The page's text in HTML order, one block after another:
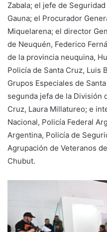
Zabala; el jefe de
Gauna; el Procurador
Miquelarena; el director
de Neuquén, Federico
de la provincia neuquina,
Policía de Santa Cruz, Luis
Grupos Especiales de
segunda jefa de la División
Cruz, Laura Millatureo; e
Nacional, Policía Federal
Argentina, Policía de
Agrupación de Veteranos
Chubut.